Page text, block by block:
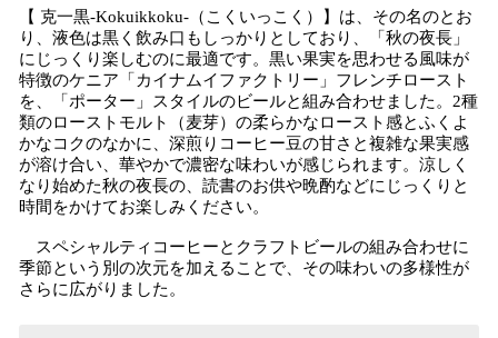
【 克一黒-Kokuikkoku-（こくいっこく）】は、その名のとお
り、液色は黒く飲み口もしっかりとしており、「秋の夜長」
にじっくり楽しむのに最適です。黒い果実を思わせる風味が
特徴のケニア「カイナムイファクトリー」フレンチロースト
を、「ポーター」スタイルのビールと組み合わせました。2種
類のローストモルト（麦芽）の柔らかなロースト感とふくよ
かなコクのなかに、深煎りコーヒー豆の甘さと複雑な果実感
が溶け合い、華やかで濃密な味わいが感じられます。涼しく
なり始めた秋の夜長の、読書のお供や晩酌などにじっくりと
時間をかけてお楽しみください。
スペシャルティコーヒーとクラフトビールの組み合わせに
季節という別の次元を加えることで、その味わいの多様性が
さらに広がりました。